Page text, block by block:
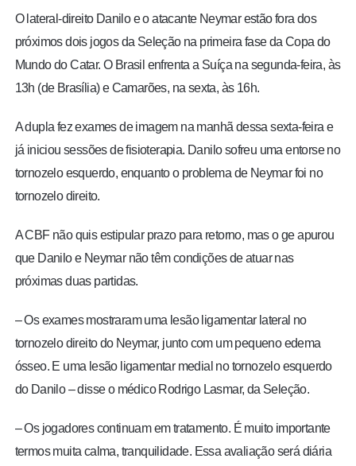
COLUNISTAS
O lateral-direito Danilo e o atacante Neymar estão fora dos
próximos dois jogos da Seleção na primeira fase da Copa do
Mundo do Catar. O Brasil enfrenta a Suíça na segunda-feira, às
13h (de Brasília) e Camarões, na sexta, às 16h.
A dupla fez exames de imagem na manhã dessa sexta-feira e
já iniciou sessões de fisioterapia. Danilo sofreu uma entorse no
tornozelo esquerdo, enquanto o problema de Neymar foi no
tornozelo direito.
A CBF não quis estipular prazo para retorno, mas o ge apurou
que Danilo e Neymar não têm condições de atuar nas
próximas duas partidas.
– Os exames mostraram uma lesão ligamentar lateral no
tornozelo direito do Neymar, junto com um pequeno edema
ósseo. E uma lesão ligamentar medial no tornozelo esquerdo
do Danilo – disse o médico Rodrigo Lasmar, da Seleção.
– Os jogadores continuam em tratamento. É muito importante
termos muita calma, tranquilidade. Essa avaliação será diária